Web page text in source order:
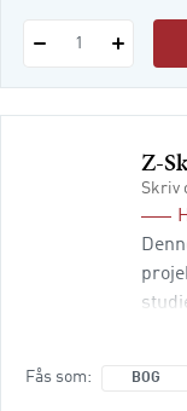
1
Z-
Skriv
Fås som BOG